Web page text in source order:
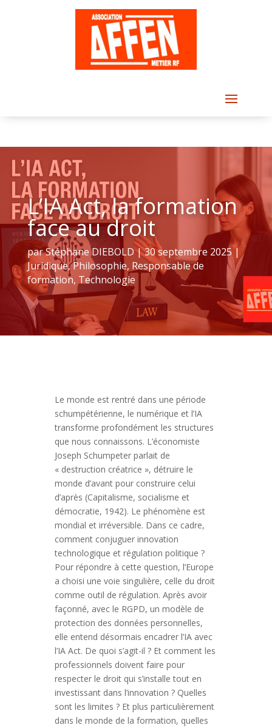
L’IA Act, la formation
face au droit
parStéphane DIEBOLD|30 septembre 2025|
Juridique,Philosophie, Responsable de
formation, Technologie
Le monde est rentré dans une période
schumpétérienne, le numérique et l’IA
transforme profondément les structures
que nous connaissons. L’économiste
Joseph Schumpeter parlait de
« destruction créatrice », détruire le
monde d’avant pour construire celui
d’après (Capitalisme, socialisme et
démocratie, 1942). Le phénomène est
mondial et irréversible. Dans ce cadre,
comment conjuguer innovation
technologique et régulation politique ?
Pour répondre à cette question, l’Europe
a choisi une voie singulière, celle du droit
comme outil de régulation. Après avoir
façonné, avec le RGPD, un modèle de
protection des données personnelles,
elle entend désormais encadrer l’IA avec
l’IA Act. De quoi s’agit-il ? Et comment les
professionnels doivent faire pour
respecter le droit qui s’installe tout en
investissant dans l’innovation ? Quelles
sont les limites ? Et plus particulièrement
dans le monde de la formation, quelles